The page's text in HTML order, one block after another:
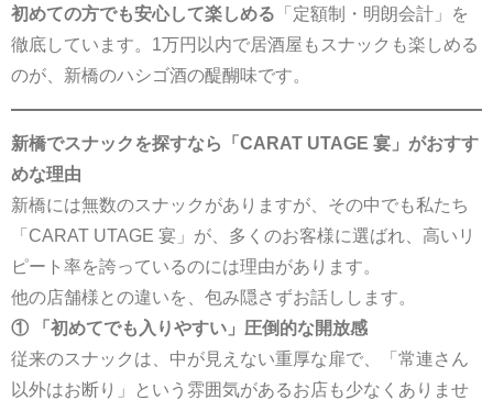
初めての方でも安心して楽しめる 「定額制・明朗会計」を
徹底しています。1万円以内で居酒屋もスナックも楽しめる
のが、新橋のハシゴ酒の醍醐味です。
新橋でスナックを探すなら「CARAT UTAGE 宴」がおすす
めな理由
新橋には無数のスナックがありますが、その中でも私たち
「CARAT UTAGE 宴」が、多くのお客様に選ばれ、高いリ
ピート率を誇っているのには理由があります。
他の店舗様との違いを、包み隠さずお話しします。
① 「初めてでも入りやすい」圧倒的な開放感
従来のスナックは、中が見えない重厚な扉で、「常連さん
以外はお断り」という雰囲気があるお店も少なくありませ